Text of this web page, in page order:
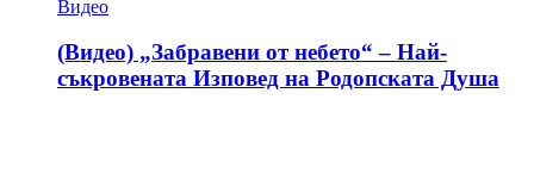
Видео
(Видео) „Забравени от небето“ – Най-
съкровената Изповед на Родопската Душа